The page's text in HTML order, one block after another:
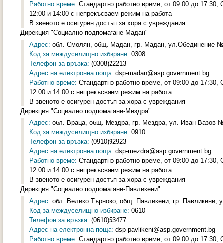
Работно време: Стандартно работно време, от 09:00 до
12:00 и 14:00 с непрекъсваем режим на работа
В звеното е осигурен достъп за хора с увреждания
Дирекция "Социално подпомагане-Мадан"
Адрес: обл. Смолян, общ. Мадан, гр. Мадан, ул.Обединение
Код за междуселищно избиране: 0308
Телефон за връзка: (0308)22213
Адрес на електронна поща: dsp-madan@asp.government.bg
Работно време: Стандартно работно време, от 09:00 до
12:00 и 14:00 с непрекъсваем режим на работа
В звеното е осигурен достъп за хора с увреждания
Дирекция "Социално подпомагане-Мездра"
Адрес: обл. Враца, общ. Мездра, гр. Мездра, ул. Иван Вазов
Код за междуселищно избиране: 0910
Телефон за връзка: (0910)92923
Адрес на електронна поща: dsp-mezdra@asp.government.bg
Работно време: Стандартно работно време, от 09:00 до
12:00 и 14:00 с непрекъсваем режим на работа
В звеното е осигурен достъп за хора с увреждания
Дирекция "Социално подпомагане-Павликени"
Адрес: обл. Велико Търново, общ. Павликени, гр. Павликени,
Код за междуселищно избиране: 0610
Телефон за връзка: (0610)53477
Адрес на електронна поща: dsp-pavlikeni@asp.government.bg
Работно време: Стандартно работно време, от 09:00 до